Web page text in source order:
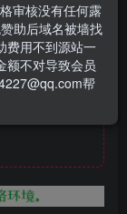
审核没有任何露
助后域名被墙找
费用不到源站一
额不对导致会员
帮